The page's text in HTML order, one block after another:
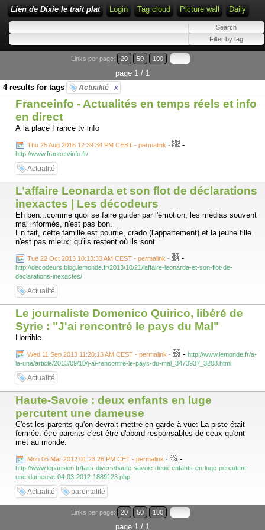
Lien de Dixie le trait plat Login Tag cloud Picture wall Daily
Links per page: 20 50 100
page 1 / 1
4 results for tags
Actualité x
Franceinfo - Actualités en temps réels et info
en direct
À la place France tv info
Thu 25 Aug 2016 12:39:34 PM CEST - permalink - -
http://www.francetvinfo.fr/
Actualité
L’affaire Leonarda et son flot de déclarations
inexactes | Les décodeurs
Eh ben...comme quoi se faire guider par l'émotion, les médias souvent
mal informés, n'est pas bon.
En fait, cette famille est pourrie, crado (l'appartement) et la jeune fille
n'est pas mieux: qu'ils restent où ils sont
Tue 22 Oct 2013 10:13:33 AM CEST - permalink - -
http://decodeurs.blog.lemonde.fr/2013/10/21/laffaire-leonarda-et-son-flot-de-
declarations-inexactes/
Actualité
Le journaliste Domenico Quirico, libéré de
Syrie : "J'ai rencontré le pays du Mal"
Horrible.
Wed 11 Sep 2013 11:20:13 AM CEST - permalink - - http://www.lemonde.fr/a-
la-une/article/2013/09/10/j-ai-rencontre-le-pays-du-mal_3473937_3208.html
Actualité
Haute-Savoie : deux enfants en luge
percutent une dameuse
C'est les parents qu'on devrait mettre en garde à vue: La piste était
fermée. être parents c'est être d'abord responsables de ceux qu'ont
met au monde.
Mon 05 Mar 2012 01:23:26 PM CET - permalink - -
http://www.leparisien.fr/faits-divers/haute-savoie-deux-enfants-en-luge-percutent-
une-dameuse-04-03-2012-1889123.php
Actualité parentalité
Links per page: 20 50 100
page 1 / 1